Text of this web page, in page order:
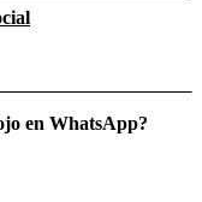
en WhatsApp?